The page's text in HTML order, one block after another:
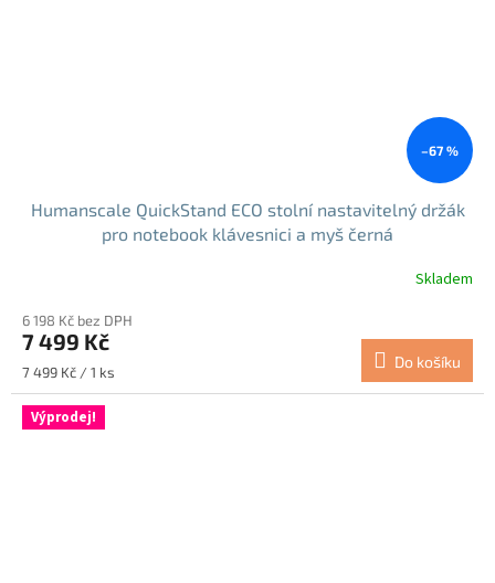
–67 %
Humanscale QuickStand ECO stolní nastavitelný držák
pro notebook klávesnici a myš černá
Skladem
6 198 Kč bez DPH
7 499 Kč
Měrná
cena:
7 499 Kč / 1 ks
Do košíku
Výprodej!